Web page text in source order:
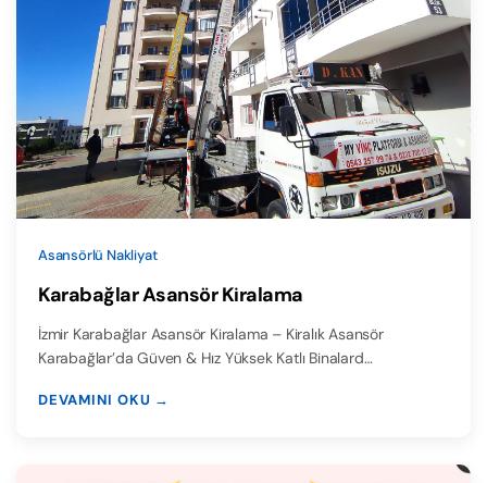
Asansörlü Nakliyat
Karabağlar Asansör Kiralama
İzmir Karabağlar Asansör Kiralama – Kiralık Asansör
Karabağlar’da Güven & Hız Yüksek Katlı Binalard…
DEVAMINI OKU →